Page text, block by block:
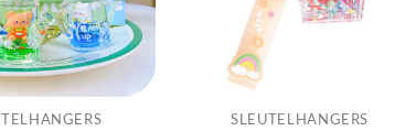
SLEUTELHANGERS